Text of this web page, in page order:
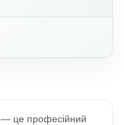
— це професійний